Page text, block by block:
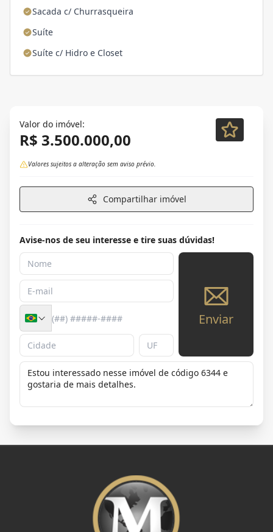
Sacada c/ Churrasqueira
Suíte
Suíte c/ Hidro e Closet
Valor do imóvel:
R$ 3.500.000,00
Valores sujeitos a alteração sem aviso prévio.
Compartilhar imóvel
Avise-nos de seu interesse e tire suas dúvidas!
Enviar